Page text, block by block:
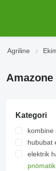
Agriline
Kategori
kombine
hububat
elektrik